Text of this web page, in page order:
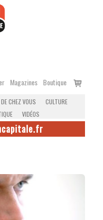
Magazines Boutique
Voir
CHEZ VOUS
CULTURE
VIDÉOS